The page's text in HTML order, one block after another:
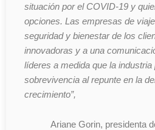
situación por el COVID-19 y
opciones. Las empresas de
seguridad y bienestar de los
innovadoras y a una
líderes a medida que la
sobrevivencia al repunte en la
crecimiento”,
Ariane Gorin, presidenta